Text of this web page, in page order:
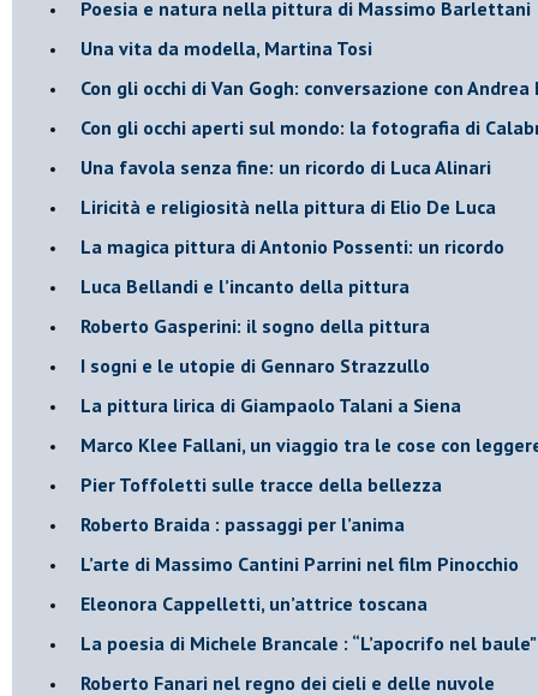
Poesia e natura nella pittura di Massimo Barlettani
Una vita da modella, Martina Tosi
​Con gli occhi di Van Gogh: conversazione con
​Con gli occhi aperti sul mondo: la fotografia di
Una favola senza fine: un ricordo di Luca Alinari
Liricità e religiosità nella pittura di Elio De Luca
La magica pittura di Antonio Possenti: un ricordo
Luca Bellandi e l’incanto della pittura
​Roberto Gasperini: il sogno della pittura
I sogni e le utopie di Gennaro Strazzullo
La pittura lirica di Giampaolo Talani a Siena
​Marco Klee Fallani, un viaggio tra le cose con
​Pier Toffoletti sulle tracce della bellezza
​Roberto Braida : passaggi per l’anima
​L’arte di Massimo Cantini Parrini nel film Pinocchio
Eleonora Cappelletti, un’attrice toscana
​La poesia di Michele Brancale : “L’apocrifo nel baule"
Roberto Fanari nel regno dei cieli e delle nuvole